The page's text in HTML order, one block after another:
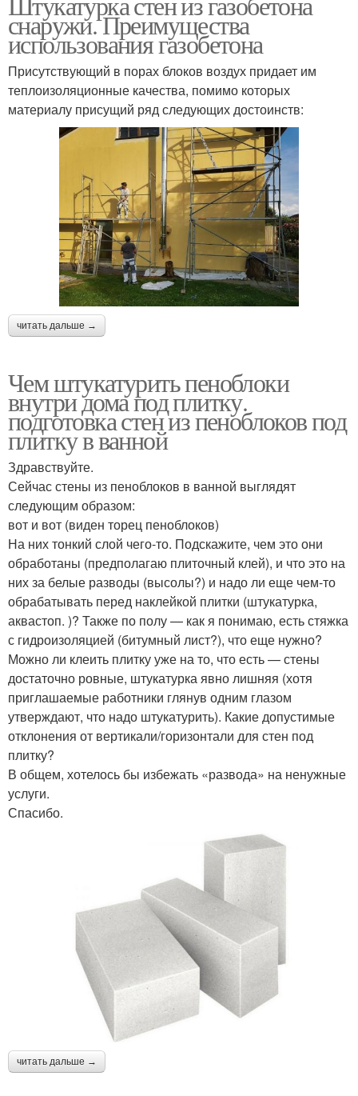
снаружи. Преимущества
использования газобетона
Присутствующий в порах блоков воздух придает им
теплоизоляционные качества, помимо которых
материалу присущий ряд следующих достоинств:
читать дальше →
Чем штукатурить пеноблоки
внутри дома под плитку.
подготовка стен из пеноблоков под
плитку в ванной
Здравствуйте.
Сейчас стены из пеноблоков в ванной выглядят
следующим образом:
вот и вот (виден торец пеноблоков)
На них тонкий слой чего-то. Подскажите, чем это они
обработаны (предполагаю плиточный клей), и что это на
них за белые разводы (высолы?) и надо ли еще чем-то
обрабатывать перед наклейкой плитки (штукатурка,
аквастоп. )? Также по полу — как я понимаю, есть стяжка
с гидроизоляцией (битумный лист?), что еще нужно?
Можно ли клеить плитку уже на то, что есть — стены
достаточно ровные, штукатурка явно лишняя (хотя
приглашаемые работники глянув одним глазом
утверждают, что надо штукатурить). Какие допустимые
отклонения от вертикали/горизонтали для стен под
плитку?
В общем, хотелось бы избежать «развода» на ненужные
услуги.
Спасибо.
читать дальше →